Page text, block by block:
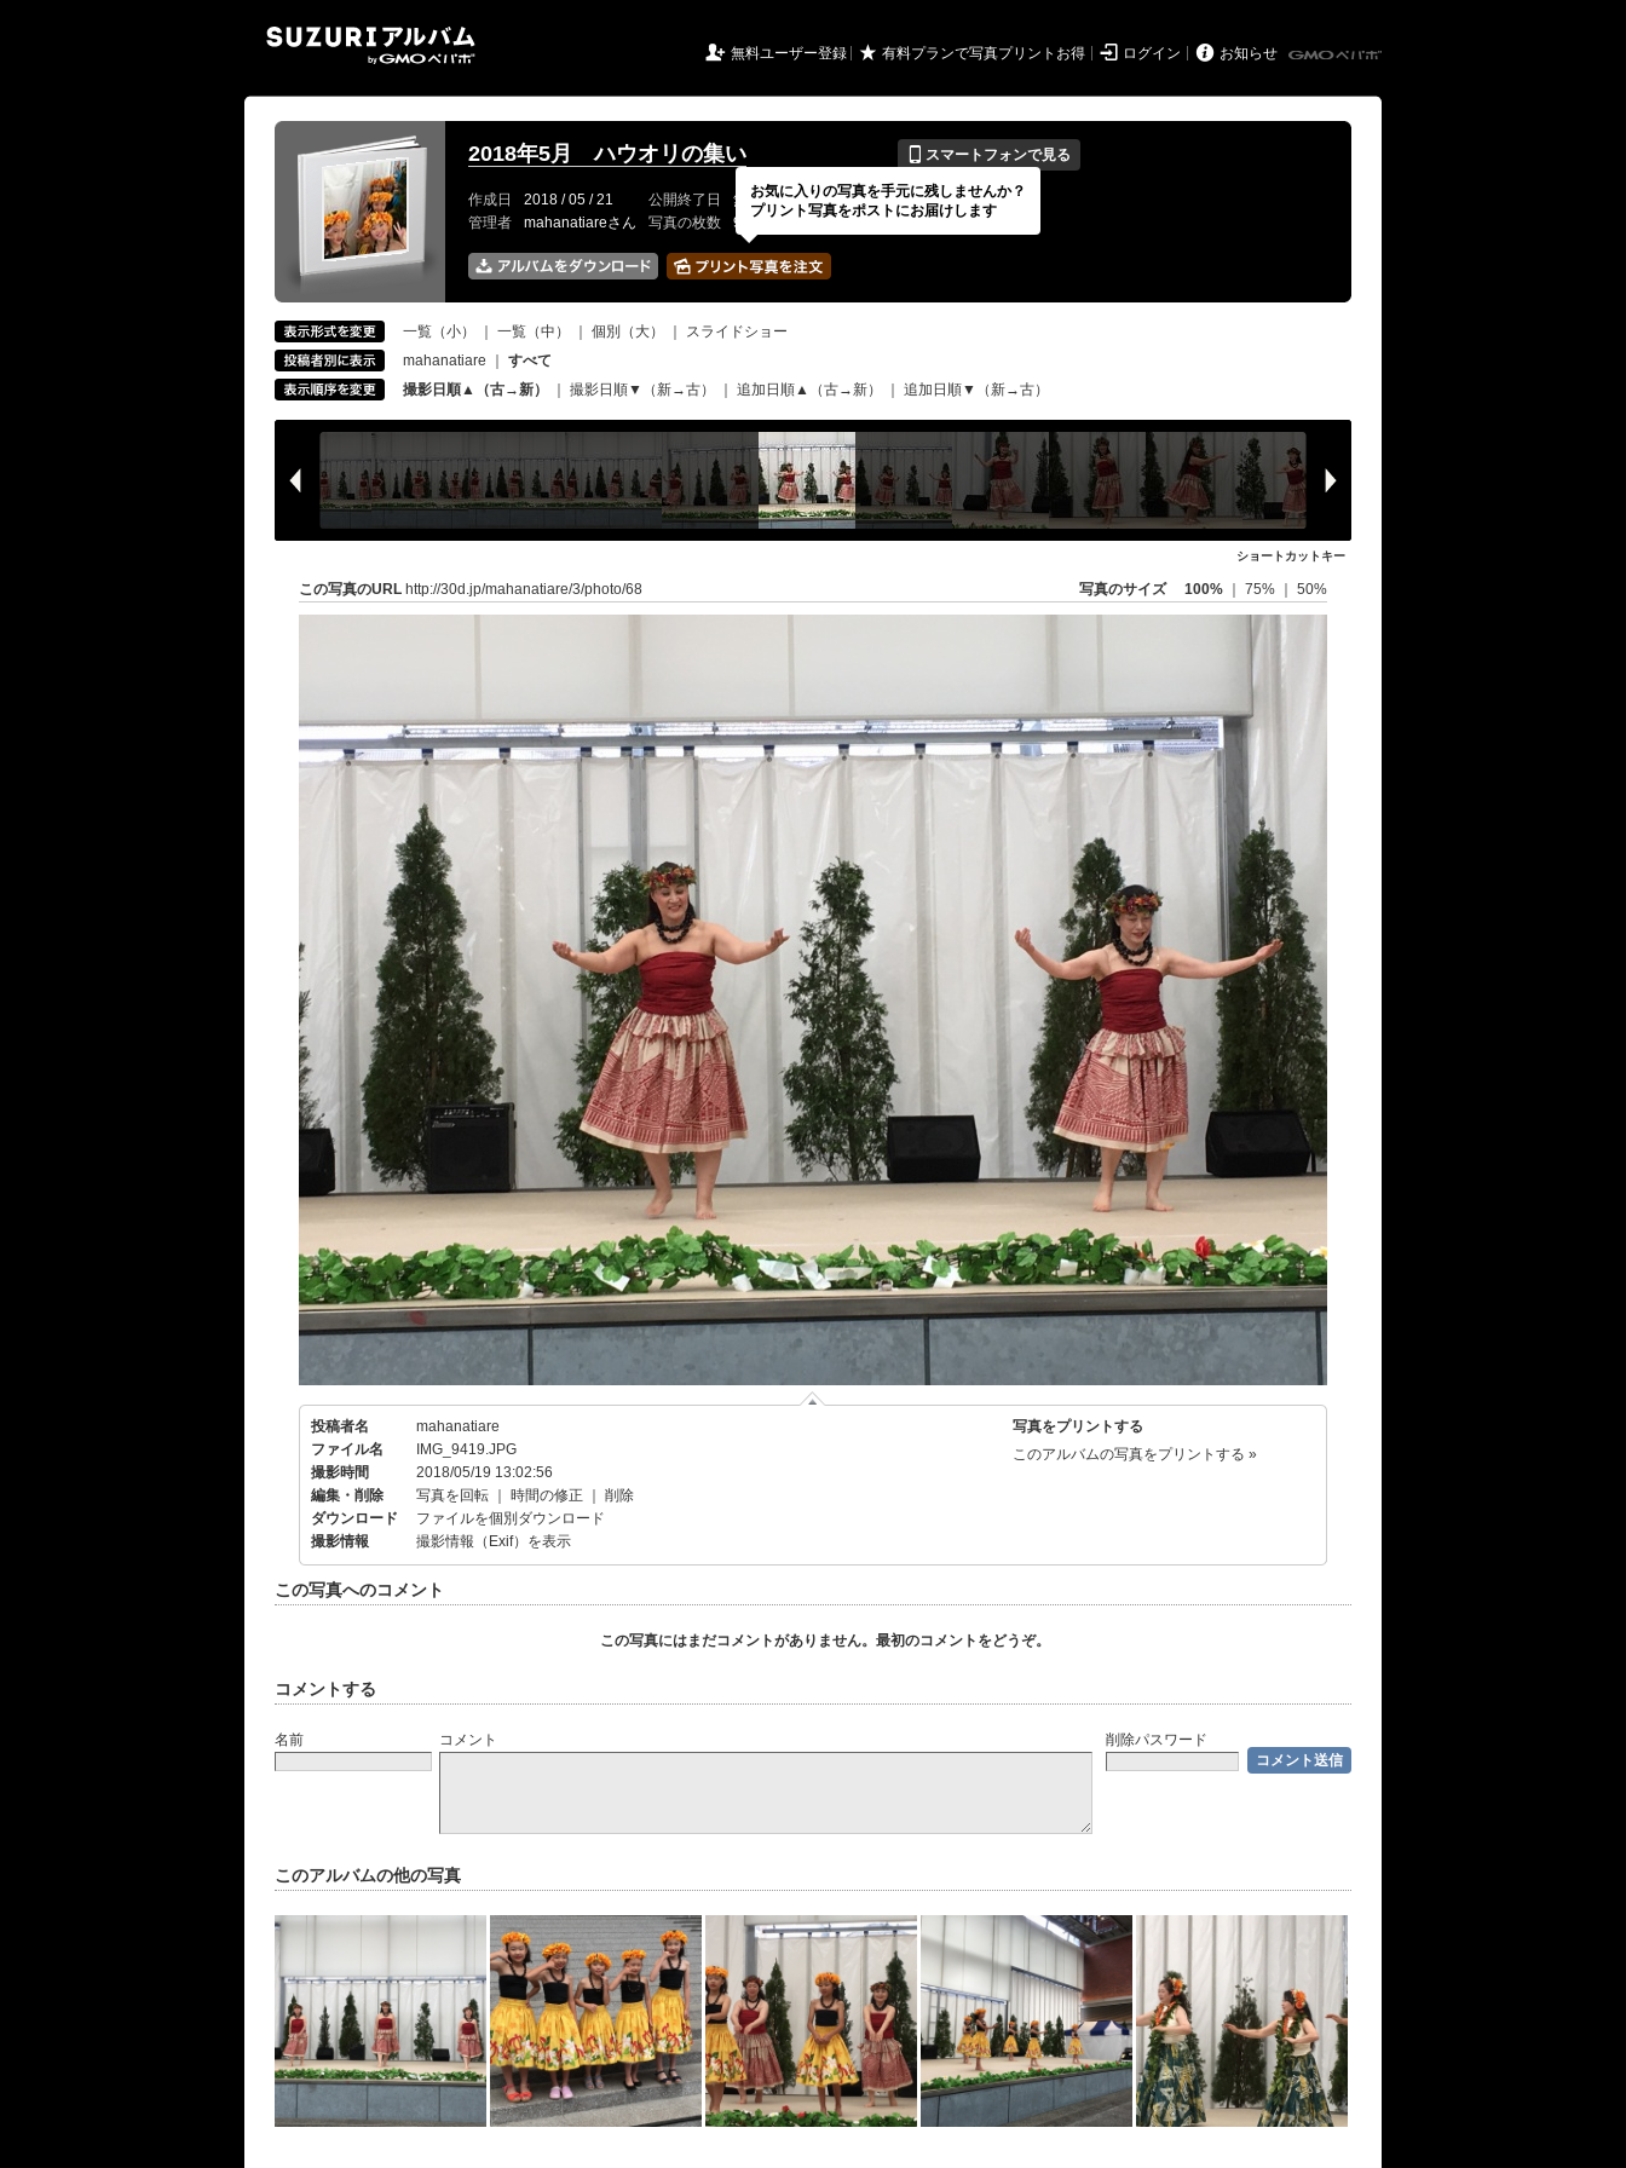
 無料ユーザー登録 ★ 有料プランで写真プリントお得  ログイン  お知らせ
2018年5月 ハウオリの集い 📱 スマートフォンで見る
作成日 2018 / 05 / 21 公開終了日 無期限 イベントの期間
---
管理者
mahanatiareさん 写真の枚数 92 / 2000枚
一覧（小） 一覧（中） 個別（大）
スライドショー
mahanatiare
すべて
撮影日順▲（古→新）
撮影日順▼（新→古） 追加日順▲（古→新） 追加日順▼（新→古）
ショートカットキー
この写真のURL http://30d.jp/mahanatiare/3/photo/68 写真のサイズ 100% 75% 50%
投稿者名
mahanatiare
ファイル名
IMG_9419.JPG
撮影時間
2018/05/19 13:02:56
編集・削除
写真を回転 時間の修正
削除
ダウンロード
ファイルを個別ダウンロード
撮影情報
撮影情報（Exif）を表示
写真をプリントする
このアルバムの写真をプリントする »
この写真へのコメント
この写真にはまだコメントがありません。最初のコメントをどうぞ。
コメントする
名前 コメント 削除パスワード
このアルバムの他の写真
お気に入りの写真を手元に残しませんか？
プリント写真をポストにお届けします